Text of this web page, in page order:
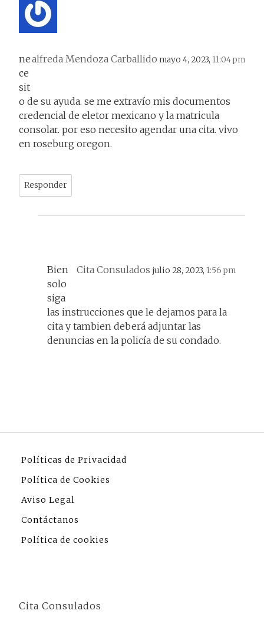
alfreda Mendoza Carballido mayo 4, 2023, 11:04 pm
ne
ce
sit
o de su ayuda. se me extravío mis documentos
credencial de eletor mexicano y la matricula
consolar. por eso necesito agendar una cita. vivo
en roseburg oregon.
Responder
Cita Consulados julio 28, 2023, 1:56 pm
Bien
solo
siga
las instrucciones que le dejamos para la
cita y tambien deberá adjuntar las
denuncias en la policía de su condado.
Políticas de Privacidad
Política de Cookies
Aviso Legal
Contáctanos
Política de cookies
Cita Consulados